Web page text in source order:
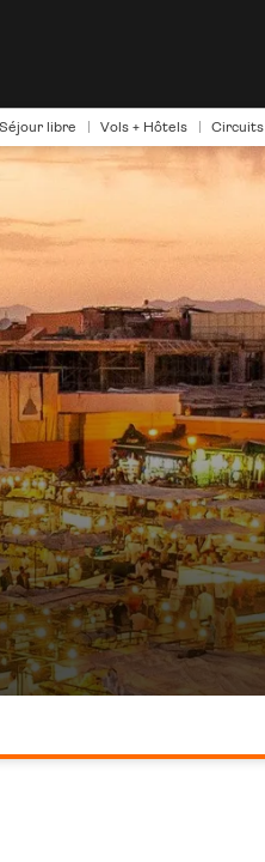
Séjour libre Vols + Hôtels Circuits